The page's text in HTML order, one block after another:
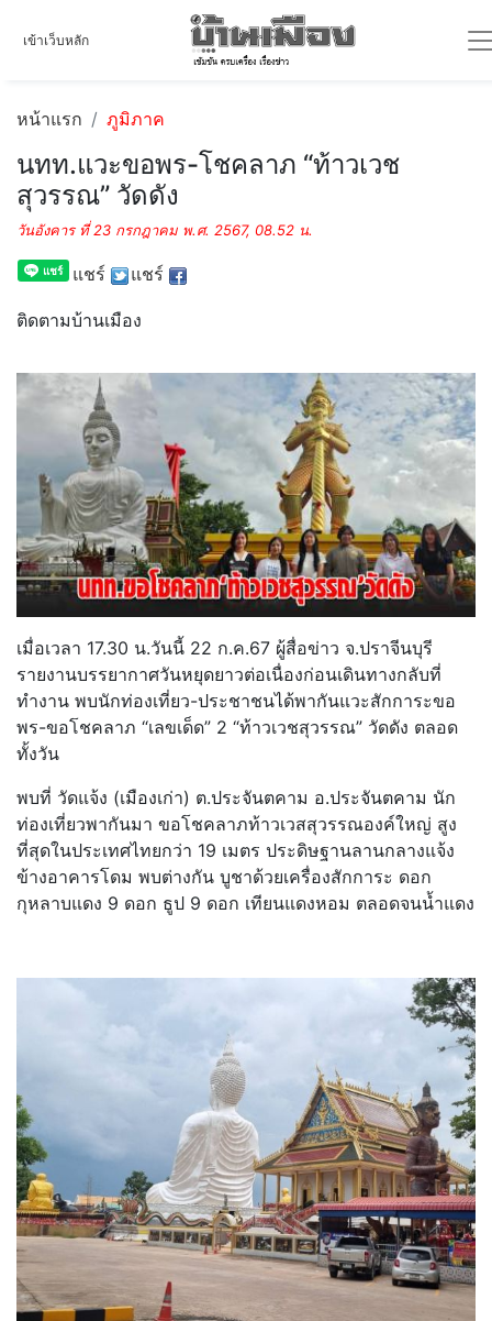
เข้าเว็บหลัก
หน้าแรก ภูมิภาค
นทท.แวะขอพร-โชคลาภ “ท้าวเวช
สุวรรณ” วัดดัง
วันอังคาร ที่ 23 กรกฎาคม พ.ศ. 2567, 08.52 น.
แชร์ แชร์
ติดตามบ้านเมือง
เมื่อเวลา 17.30 น.วันนี้ 22 ก.ค.67 ผู้สื่อข่าว จ.ปราจีนบุรี
รายงานบรรยากาศวันหยุดยาวต่อเนื่องก่อนเดินทางกลับที่
ทำงาน พบนักท่องเที่ยว-ประชาชนได้พากันแวะสักการะขอ
พร-ขอโชคลาภ “เลขเด็ด” 2 “ท้าวเวชสุวรรณ” วัดดัง ตลอด
ทั้งวัน
พบที่ วัดแจ้ง (เมืองเก่า) ต.ประจันตคาม อ.ประจันตคาม นัก
ท่องเที่ยวพากันมา ขอโชคลาภท้าวเวสสุวรรณองค์ใหญ่ สูง
ที่สุดในประเทศไทยกว่า 19 เมตร ประดิษฐานลานกลางแจ้ง
ข้างอาคารโดม พบต่างกัน บูชาด้วยเครื่องสักการะ ดอก
กุหลาบแดง 9 ดอก ธูป 9 ดอก เทียนแดงหอม ตลอดจนน้ำแดง